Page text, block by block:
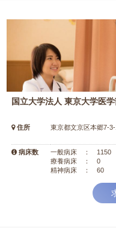
国立大学法人 東京大学医
住所 東京都文京区本郷7-
病床数
一般病床 ： 1150
療養病床 ： 0
精神病床 ： 60